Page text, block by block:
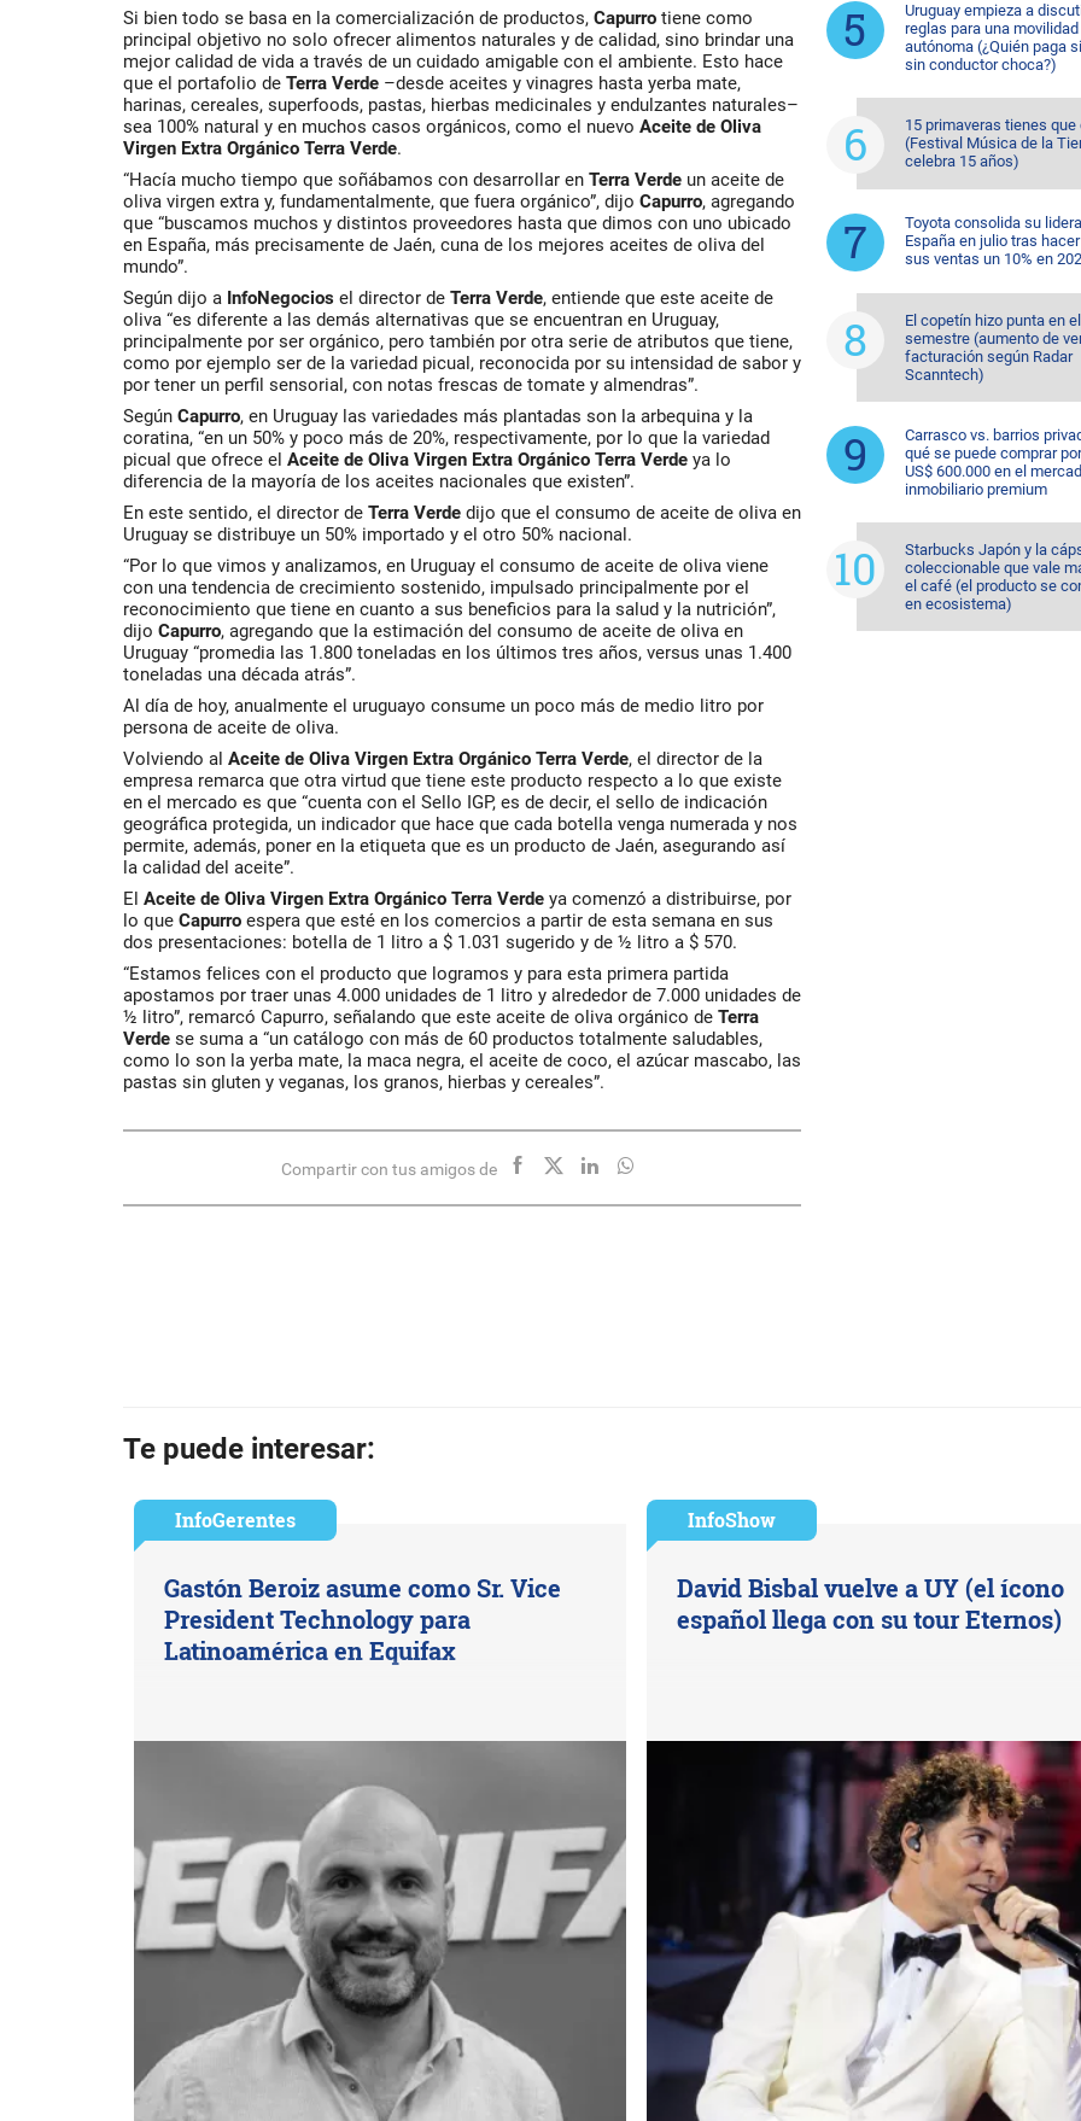
Si bien todo se basa en la comercialización de productos, Capurro tiene como
principal objetivo no solo ofrecer alimentos naturales y de calidad, sino brindar una
mejor calidad de vida a través de un cuidado amigable con el ambiente. Esto hace
que el portafolio de Terra Verde –desde aceites y vinagres hasta yerba mate,
harinas, cereales, superfoods, pastas, hierbas medicinales y endulzantes naturales–
sea 100% natural y en muchos casos orgánicos, como el nuevo Aceite de Oliva
Virgen Extra Orgánico Terra Verde.
“Hacía mucho tiempo que soñábamos con desarrollar en Terra Verde un aceite de
oliva virgen extra y, fundamentalmente, que fuera orgánico”, dijo Capurro, agregando
que “buscamos muchos y distintos proveedores hasta que dimos con uno ubicado
en España, más precisamente de Jaén, cuna de los mejores aceites de oliva del
mundo”.
Según dijo a InfoNegocios el director de Terra Verde, entiende que este aceite de
oliva “es diferente a las demás alternativas que se encuentran en Uruguay,
principalmente por ser orgánico, pero también por otra serie de atributos que tiene,
como por ejemplo ser de la variedad picual, reconocida por su intensidad de sabor y
por tener un perfil sensorial, con notas frescas de tomate y almendras”.
Según Capurro, en Uruguay las variedades más plantadas son la arbequina y la
coratina, “en un 50% y poco más de 20%, respectivamente, por lo que la variedad
picual que ofrece el Aceite de Oliva Virgen Extra Orgánico Terra Verde ya lo
diferencia de la mayoría de los aceites nacionales que existen”.
En este sentido, el director de Terra Verde dijo que el consumo de aceite de oliva en
Uruguay se distribuye un 50% importado y el otro 50% nacional.
“Por lo que vimos y analizamos, en Uruguay el consumo de aceite de oliva viene
con una tendencia de crecimiento sostenido, impulsado principalmente por el
reconocimiento que tiene en cuanto a sus beneficios para la salud y la nutrición”,
dijo Capurro, agregando que la estimación del consumo de aceite de oliva en
Uruguay “promedia las 1.800 toneladas en los últimos tres años, versus unas 1.400
toneladas una década atrás”.
Al día de hoy, anualmente el uruguayo consume un poco más de medio litro por
persona de aceite de oliva.
Volviendo al Aceite de Oliva Virgen Extra Orgánico Terra Verde, el director de la
empresa remarca que otra virtud que tiene este producto respecto a lo que existe
en el mercado es que “cuenta con el Sello IGP, es de decir, el sello de indicación
geográfica protegida, un indicador que hace que cada botella venga numerada y nos
permite, además, poner en la etiqueta que es un producto de Jaén, asegurando así
la calidad del aceite”.
El Aceite de Oliva Virgen Extra Orgánico Terra Verde ya comenzó a distribuirse, por
lo que Capurro espera que esté en los comercios a partir de esta semana en sus
dos presentaciones: botella de 1 litro a $ 1.031 sugerido y de ½ litro a $ 570.
“Estamos felices con el producto que logramos y para esta primera partida
apostamos por traer unas 4.000 unidades de 1 litro y alrededor de 7.000 unidades de
½ litro”, remarcó Capurro, señalando que este aceite de oliva orgánico de Terra
Verde se suma a “un catálogo con más de 60 productos totalmente saludables,
como lo son la yerba mate, la maca negra, el aceite de coco, el azúcar mascabo, las
pastas sin gluten y veganas, los granos, hierbas y cereales”.
Compartir con tus amigos de
Uruguay empieza a
reglas para una movilidad
autónoma (¿Quién paga
sin conductor choca?)
15 primaveras tienes que
(Festival Música de la
celebra 15 años)
Toyota consolida su
España en julio tras
sus ventas un 10% en
El copetín hizo punta en
semestre (aumento de
facturación según Radar
Scanntech)
Carrasco vs. barrios
qué se puede comprar
US$ 600.000 en el
inmobiliario premium
Starbucks Japón y la
coleccionable que vale
el café (el producto se
en ecosistema)
Te puede interesar:
InfoGerentes
Gastón Beroiz asume como Sr. Vice
President Technology para
Latinoamérica en Equifax
InfoShow
David Bisbal vuelve a UY (el ícono
español llega con su tour Eternos)